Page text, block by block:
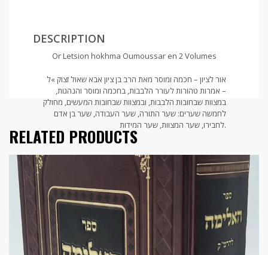
DESCRIPTION
Or Letsion hokhma Oumoussar en 2 Volumes
אור לציון – חכמה ומוסר מאת הרב בן ציון אבא שאול זצוק »ל
– אמרות טהורות לעורר הלבבות, בחכמה ומוסר והנהגות,
במצוות שבחובות הלבבות, ובמצוות שבחובות המעשים, מחולק
לחמשה שערים: שער התורה, שער העבודה, שער בן אדם
לחבירו, שער המצוות, שער המידות.
RELATED PRODUCTS